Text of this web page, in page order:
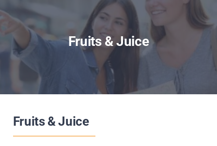
Service
News
Impressionen
Fruits & Juice
Fruits & Juice